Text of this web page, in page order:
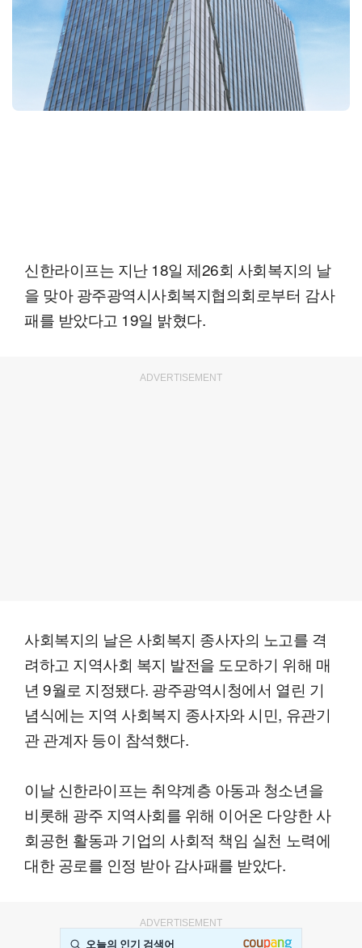
신한라이프는 지난 18일 제26회 사회복지의 날
을 맞아 광주광역시사회복지협의회로부터 감사
패를 받았다고 19일 밝혔다.
ADVERTISEMENT
사회복지의 날은 사회복지 종사자의 노고를 격
려하고 지역사회 복지 발전을 도모하기 위해 매
년 9월로 지정됐다. 광주광역시청에서 열린 기
념식에는 지역 사회복지 종사자와 시민, 유관기
관 관계자 등이 참석했다.
이날 신한라이프는 취약계층 아동과 청소년을
비롯해 광주 지역사회를 위해 이어온 다양한 사
회공헌 활동과 기업의 사회적 책임 실천 노력에
대한 공로를 인정 받아 감사패를 받았다.
ADVERTISEMENT